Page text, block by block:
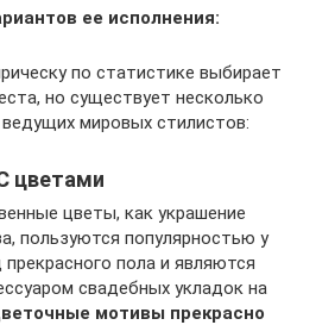
ее исполнения:
по статистике выбирает
но существует несколько
мировых стилистов:
цветами
цветы, как украшение
пользуются популярностью у
пола и являются
свадебных укладок на
мотивы прекрасно